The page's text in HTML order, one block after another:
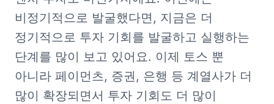
비정기적으로 발굴했다면, 지금은 더
정기적으로 투자 기회를 발굴하고 실행하는
단계를 많이 보고 있어요. 이제 토스 뿐
아니라 페이먼츠, 증권, 은행 등 계열사가 더
많이 확장되면서 투자 기회도 더 많이